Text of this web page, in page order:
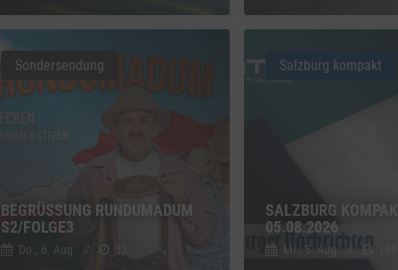
BEGRÜSSUNG RUNDUMADUM S
2/FOLGE3
Do., 6. Aug. // 53
Sondersendung
SALZBURG KOMPAKT
05.08.2026
Mi., 5. Aug. //
Salzburg kompakt
YouTube
Google Ireland Limited, Irland